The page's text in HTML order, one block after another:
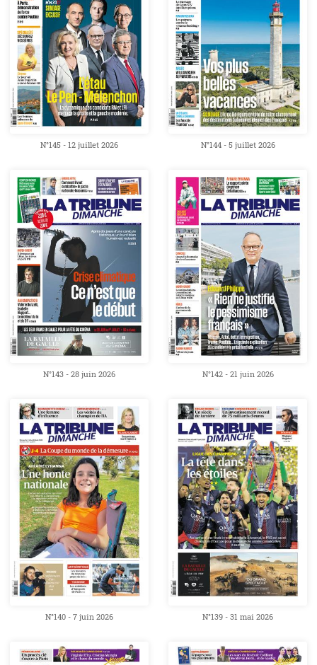
N°145 - 12 juillet 2026 N°144 - 5 juillet 2026
N°143 - 28 juin 2026 N°142 - 21 juin 2026
N°140 - 7 juin 2026 N°139 - 31 mai 2026